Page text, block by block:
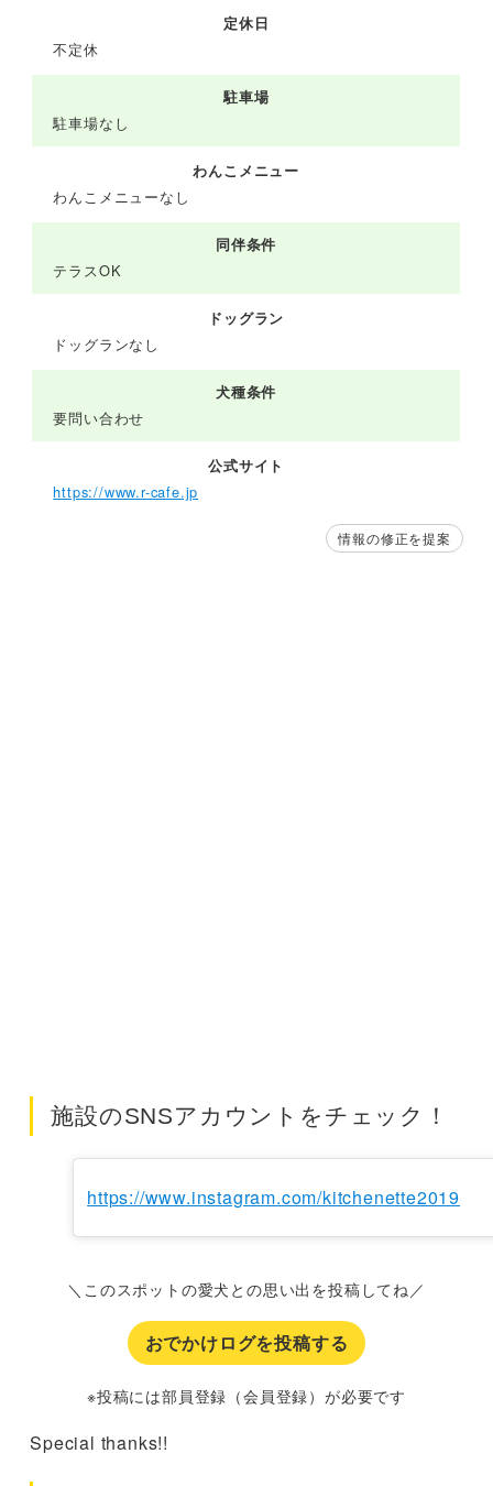
定休日
不定休
駐車場
駐車場なし
わんこメニュー
わんこメニューなし
同伴条件
テラスOK
ドッグラン
ドッグランなし
犬種条件
要問い合わせ
公式サイト
https://www.r-cafe.jp
情報の修正を提案
施設のSNSアカウントをチェック！
https://www.instagram.com/kitchenette2019
＼このスポットの愛犬との思い出を投稿してね／
おでかけログを投稿する
※投稿には部員登録（会員登録）が必要です
Special thanks!!